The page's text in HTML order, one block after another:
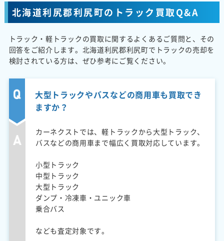
北海道利尻郡利尻町のトラック買取Q&A
トラック・軽トラックの買取に関するよくあるご質問と、その
回答をご紹介します。北海道利尻郡利尻町でトラックの売却を
検討されている方は、ぜひ参考にご覧ください。
大型トラックやバスなどの商用車も買取でき
ますか？
カーネクストでは、軽トラックから大型トラック、
バスなどの商用車まで幅広く買取対応しています。
小型トラック
中型トラック
大型トラック
ダンプ・冷凍車・ユニック車
乗合バス
なども査定対象です。